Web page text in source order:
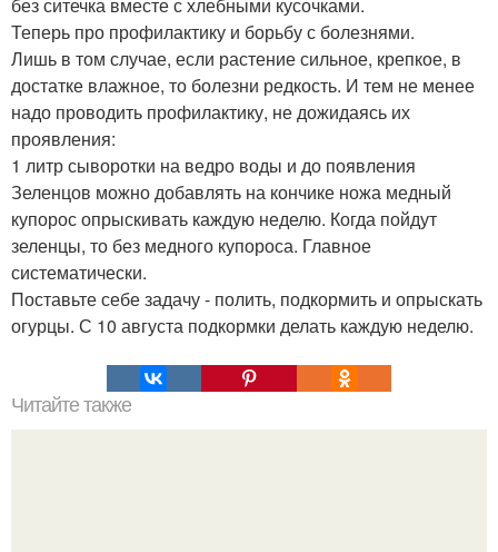
Теперь про профилактику и борьбу с болезнями.
Лишь в том случае, если растение сильное, крепкое, в
достатке влажное, то болезни редкость. И тем не менее
надо проводить профилактику, не дожидаясь их
проявления:
1 литр сыворотки на ведро воды и до появления
Зеленцов можно добавлять на кончике ножа медный
купорос опрыскивать каждую неделю. Когда пойдут
зеленцы, то без медного купороса. Главное
систематически.
Поставьте себе задачу - полить, подкормить и опрыскать
огурцы. С 10 августа подкормки делать каждую неделю.
Читайте также